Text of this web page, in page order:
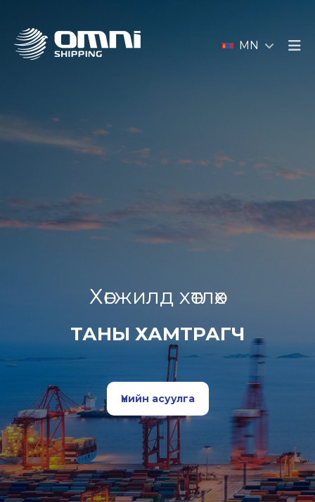
MN
Хөгжилд хөтлөх
ТАНЫ ХАМТРАГЧ
Үнийн асуулга